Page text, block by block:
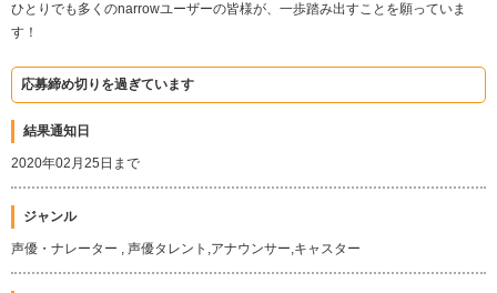
ひとりでも多くのnarrowユーザーの皆様が、一歩踏み出すことを願っていま
す！
応募締め切りを過ぎています
結果通知日
2020年02月25日まで
ジャンル
声優・ナレーター , 声優タレント,アナウンサー,キャスター